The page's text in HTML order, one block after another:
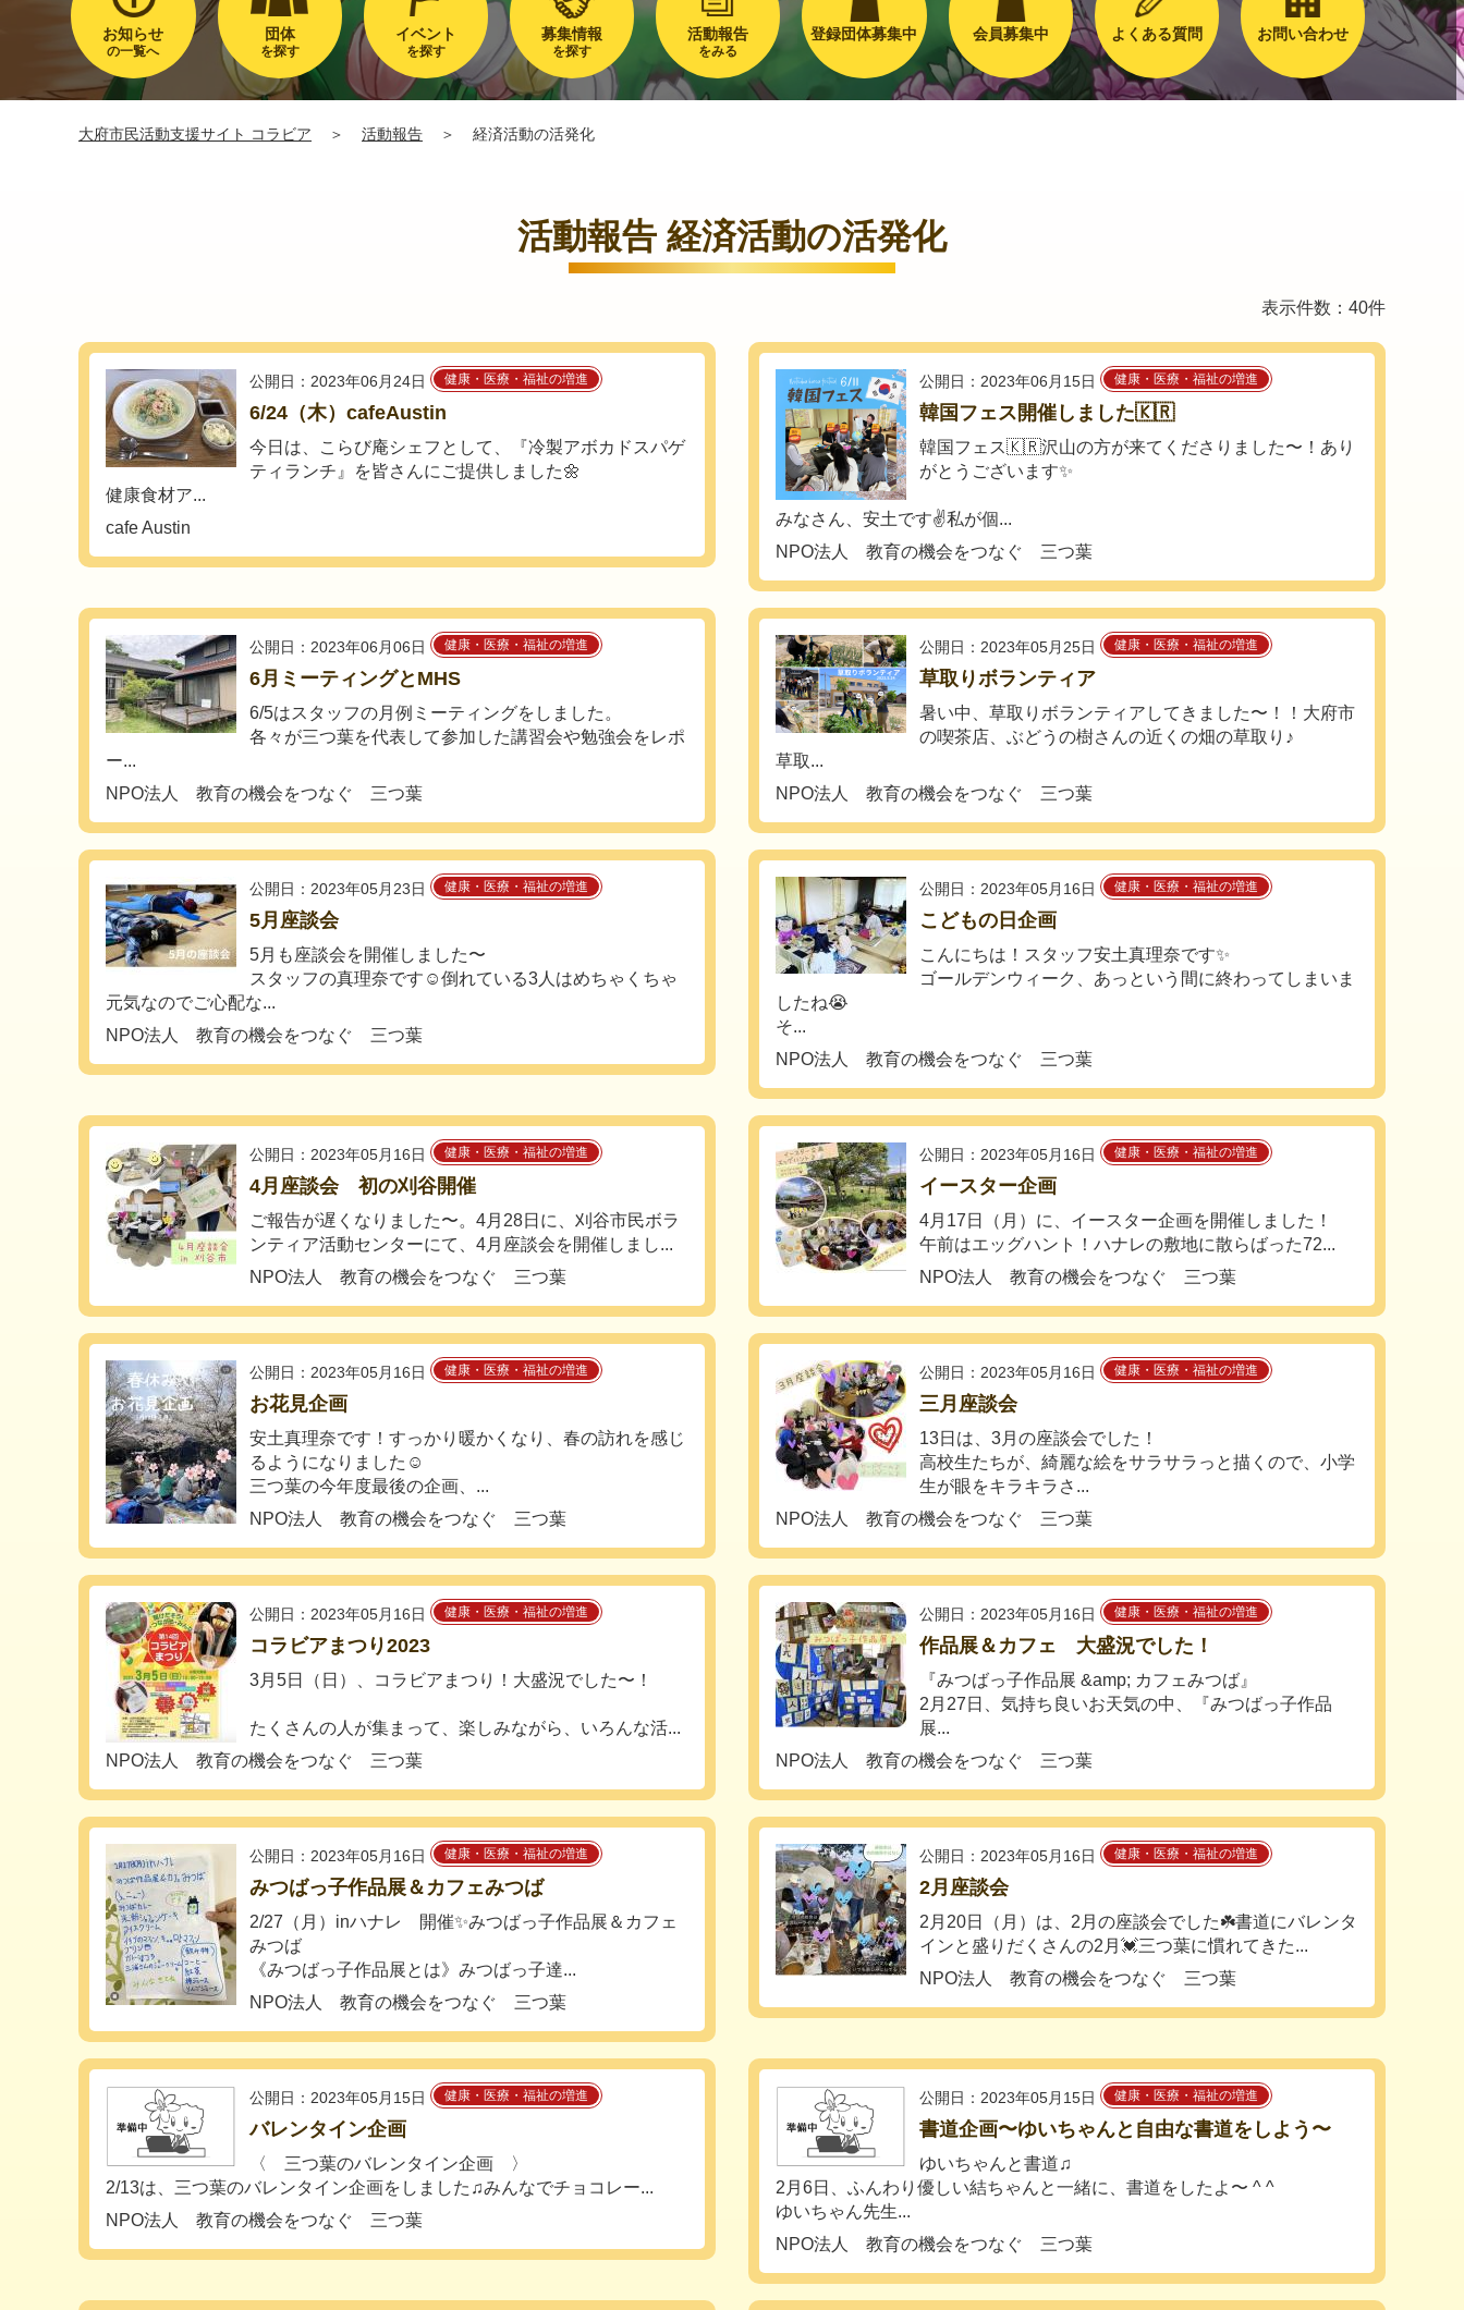
お知らせ
の一覧へ
団体
を探す
イベント
を探す
募集情報
を探す
活動報告
をみる
登録団体募集中 会員募集中 よくある質問 お問い合わせ
大府市民活動支援サイト コラビア ＞ 活動報告 ＞ 経済活動の活発化
活動報告 経済活動の活発化
表示件数：40件
公開日：2023年06月24日 健康・医療・福祉の増進
6/24（木）cafeAustin
今日は、こらび庵シェフとして、『冷製アボカドスパゲ
ティランチ』を皆さんにご提供しました🌼
健康食材ア...
cafe Austin
公開日：2023年06月15日 健康・医療・福祉の増進
韓国フェス開催しました🇰🇷
韓国フェス🇰🇷沢山の方が来てくださりました〜！あり
がとうございます✨
みなさん、安土です✌️私が個...
NPO法人 教育の機会をつなぐ 三つ葉
公開日：2023年06月06日 健康・医療・福祉の増進
6月ミーティングとMHS
6/5はスタッフの月例ミーティングをしました。
各々が三つ葉を代表して参加した講習会や勉強会をレポ
ー...
NPO法人 教育の機会をつなぐ 三つ葉
公開日：2023年05月25日 健康・医療・福祉の増進
草取りボランティア
暑い中、草取りボランティアしてきました〜！！大府市
の喫茶店、ぶどうの樹さんの近くの畑の草取り♪
草取...
NPO法人 教育の機会をつなぐ 三つ葉
公開日：2023年05月23日 健康・医療・福祉の増進
5月座談会
5月も座談会を開催しました〜
スタッフの真理奈です☺️倒れている3人はめちゃくちゃ
元気なのでご心配な...
NPO法人 教育の機会をつなぐ 三つ葉
公開日：2023年05月16日 健康・医療・福祉の増進
こどもの日企画
こんにちは！スタッフ安土真理奈です✨
ゴールデンウィーク、あっという間に終わってしまいま
したね😭
そ...
NPO法人 教育の機会をつなぐ 三つ葉
公開日：2023年05月16日 健康・医療・福祉の増進
4月座談会 初の刈谷開催
ご報告が遅くなりました〜。4月28日に、刈谷市民ボラ
ンティア活動センターにて、4月座談会を開催しまし...
NPO法人 教育の機会をつなぐ 三つ葉
公開日：2023年05月16日 健康・医療・福祉の増進
イースター企画
4月17日（月）に、イースター企画を開催しました！
午前はエッグハント！ハナレの敷地に散らばった72...
NPO法人 教育の機会をつなぐ 三つ葉
公開日：2023年05月16日 健康・医療・福祉の増進
お花見企画
安土真理奈です！すっかり暖かくなり、春の訪れを感じ
るようになりました☺️
三つ葉の今年度最後の企画、...
NPO法人 教育の機会をつなぐ 三つ葉
公開日：2023年05月16日 健康・医療・福祉の増進
三月座談会
13日は、3月の座談会でした！
高校生たちが、綺麗な絵をサラサラっと描くので、小学
生が眼をキラキラさ...
NPO法人 教育の機会をつなぐ 三つ葉
公開日：2023年05月16日 健康・医療・福祉の増進
コラビアまつり2023
3月5日（日）、コラビアまつり！大盛況でした〜！
たくさんの人が集まって、楽しみながら、いろんな活...
NPO法人 教育の機会をつなぐ 三つ葉
公開日：2023年05月16日 健康・医療・福祉の増進
作品展＆カフェ 大盛況でした！
『みつばっ子作品展 &amp; カフェみつば』
2月27日、気持ち良いお天気の中、『みつばっ子作品
展...
NPO法人 教育の機会をつなぐ 三つ葉
公開日：2023年05月16日 健康・医療・福祉の増進
みつばっ子作品展＆カフェみつば
2/27（月）inハナレ 開催✨みつばっ子作品展＆カフェ
みつば
《みつばっ子作品展とは》みつばっ子達...
NPO法人 教育の機会をつなぐ 三つ葉
公開日：2023年05月16日 健康・医療・福祉の増進
2月座談会
2月20日（月）は、2月の座談会でした☘️書道にバレンタ
インと盛りだくさんの2月💓三つ葉に慣れてきた...
NPO法人 教育の機会をつなぐ 三つ葉
公開日：2023年05月15日 健康・医療・福祉の増進
バレンタイン企画
〈 三つ葉のバレンタイン企画 〉
2/13は、三つ葉のバレンタイン企画をしました♫みんなでチョコレー...
NPO法人 教育の機会をつなぐ 三つ葉
公開日：2023年05月15日 健康・医療・福祉の増進
書道企画〜ゆいちゃんと自由な書道をしよう〜
ゆいちゃんと書道♫
2月6日、ふんわり優しい結ちゃんと一緒に、書道をしたよ〜 ^ ^
ゆいちゃん先生...
NPO法人 教育の機会をつなぐ 三つ葉